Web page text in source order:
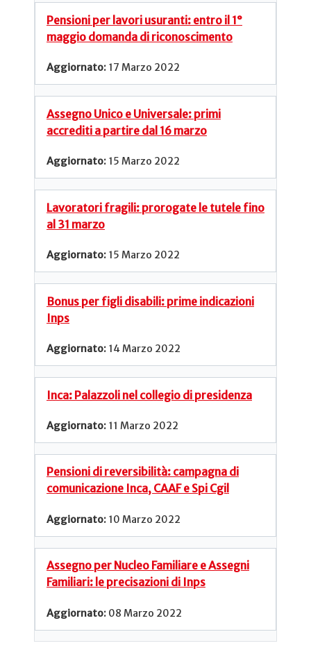
Pensioni per lavori usuranti: entro il 1°
maggio domanda di riconoscimento
17 Marzo 2022
Assegno Unico e Universale: primi
accrediti a partire dal 16 marzo
15 Marzo 2022
Lavoratori fragili: prorogate le tutele fino
al 31 marzo
15 Marzo 2022
Bonus per figli disabili: prime indicazioni
Inps
14 Marzo 2022
Inca: Palazzoli nel collegio di presidenza
11 Marzo 2022
Pensioni di reversibilità: campagna di
comunicazione Inca, CAAF e Spi Cgil
10 Marzo 2022
Assegno per Nucleo Familiare e Assegni
Familiari: le precisazioni di Inps
08 Marzo 2022